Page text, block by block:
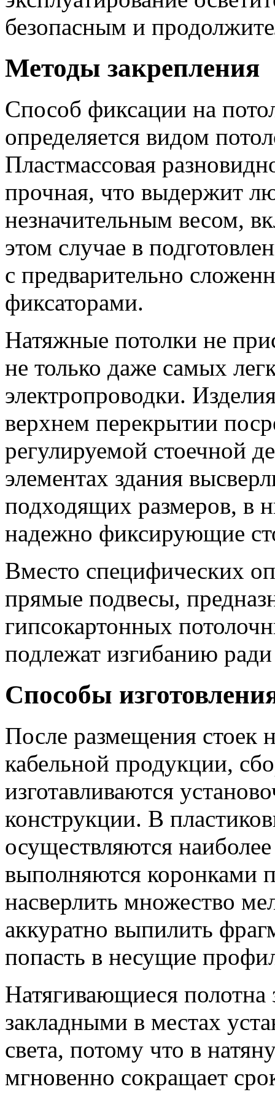
безопасным и
Методы закрепления
Способ фиксации на
определяется видом
Пластмассовая
прочная, что выдержит
незначительным весом,
этом случае в
с предварительно
фиксаторами.
Натяжные потолки не
не только даже самых
электропроводки.
верхнем перекрытии
регулируемой стоечной
элементах здания
подходящих размеров, в
надежно фиксирующие
Вместо специфических
прямые подвесы,
гипсокартонных
подлежат изгибанию
Способы
После размещения стоек
кабельной продукции,
изготавливаются
конструкции. В
осуществляются
выполняются коронками
насверлить множество
аккуратно выпилить
попасть в несущие
Натягивающиеся полотна
закладными в местах
света, потому что в
мгновенно сокращает